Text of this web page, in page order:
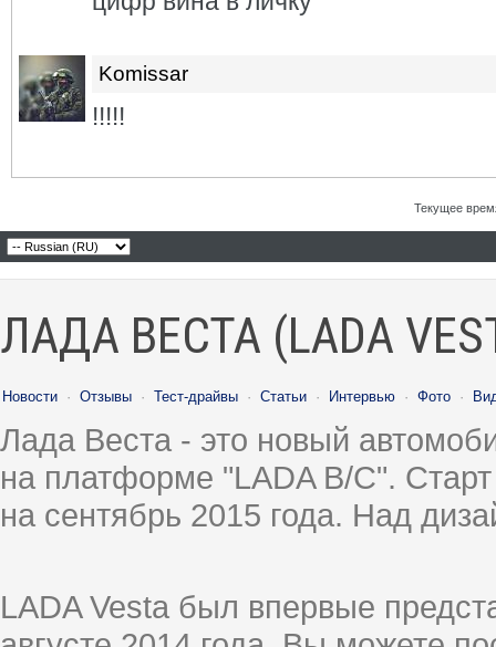
Komissar
!!!!!
Текущее
ЛАДА ВЕСТА (LADA
Новости · Отзывы · Тест-драйвы · Статьи · Интервью · Фото ·
Лада Веста - это новый
на платформе "LADA B/C".
на сентябрь 2015 года. Над
LADA Vesta был впервые